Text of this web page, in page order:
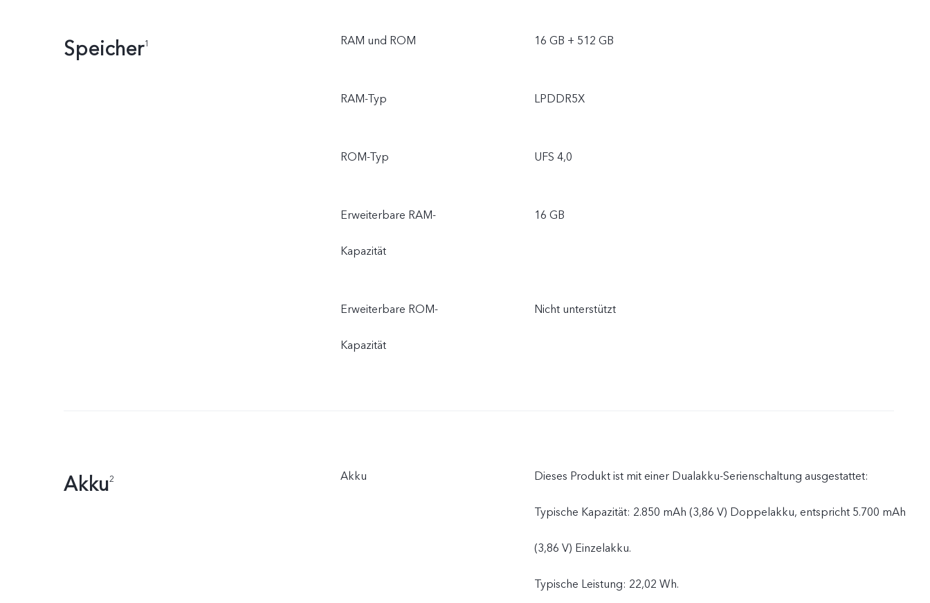
Speicher1 RAM und ROM 16 GB + 512 GB
RAM-Typ LPDDR5X
ROM-Typ UFS 4,0
Erweiterbare RAM-
Kapazität
16 GB
Erweiterbare ROM-
Kapazität
Nicht unterstützt
Akku2 Akku Dieses Produkt ist mit einer Dualakku-Serienschaltung ausgestattet:
Typische Kapazität: 2.850 mAh (3,86 V) Doppelakku, entspricht 5.700 mAh
(3,86 V) Einzelakku.
Typische Leistung: 22,02 Wh.